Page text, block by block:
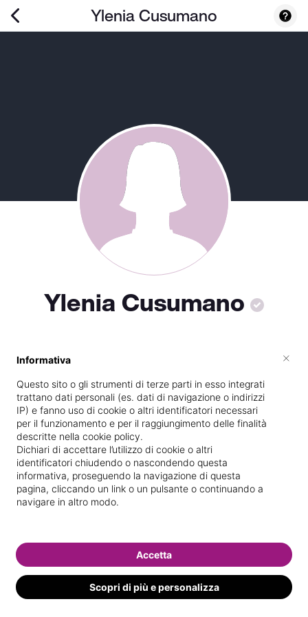
Ylenia Cusumano
Ylenia Cusumano
Specializzata inEpilazione con cera
Vedi le informazioni di Ylenia
Informativa
Questo sito o gli strumenti di terze parti in esso integrati
trattano dati personali (es. dati di navigazione o indirizzi
IP) e fanno uso di cookie o altri identificatori necessari
per il funzionamento e per il raggiungimento delle finalità
descritte nella cookie policy.
Dichiari di accettare l’utilizzo di cookie o altri
identificatori chiudendo o nascondendo questa
informativa, proseguendo la navigazione di questa
pagina, cliccando un link o un pulsante o continuando a
navigare in altro modo.
Scopri di più e personalizza
Accetta
×